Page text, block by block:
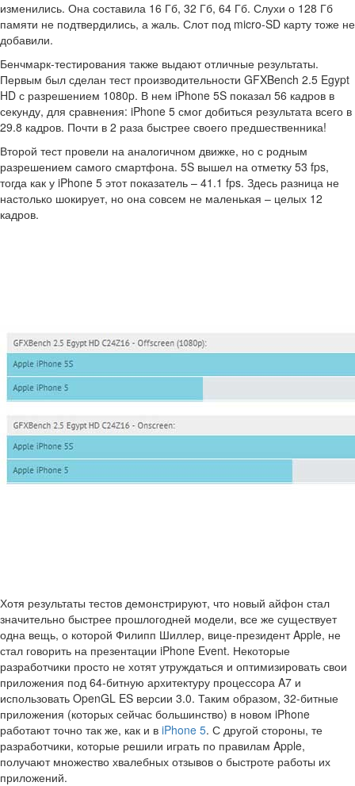
изменились. Она составила 16 Гб, 32 Гб, 64 Гб. Слухи о 128 Гб
памяти не подтвердились, а жаль. Слот под micro-SD карту тоже не
добавили.
Бенчмарк-тестирования также выдают отличные результаты.
Первым был сделан тест производительности GFXBench 2.5 Egypt
HD с разрешением 1080p. В нем iPhone 5S показал 56 кадров в
секунду, для сравнения: iPhone 5 смог добиться результата всего в
29.8 кадров. Почти в 2 раза быстрее своего предшественника!
Второй тест провели на аналогичном движке, но с родным
разрешением самого смартфона. 5S вышел на отметку 53 fps,
тогда как у iPhone 5 этот показатель – 41.1 fps. Здесь разница не
настолько шокирует, но она совсем не маленькая – целых 12
кадров.
Хотя результаты тестов демонстрируют, что новый айфон стал
значительно быстрее прошлогодней модели, все же существует
одна вещь, о которой Филипп Шиллер, вице-президент Apple, не
стал говорить на презентации iPhone Event. Некоторые
разработчики просто не хотят утруждаться и оптимизировать свои
приложения под 64-битную архитектуру процессора A7 и
использовать OpenGL ES версии 3.0. Таким образом, 32-битные
приложения (которых сейчас большинство) в новом iPhone
работают точно так же, как и в iPhone 5. С другой стороны, те
разработчики, которые решили играть по правилам Apple,
получают множество хвалебных отзывов о быстроте работы их
приложений.